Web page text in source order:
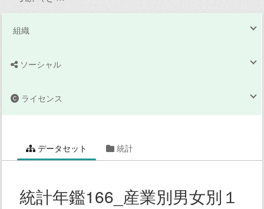
組織
ソーシャル
ライセンス
データセット 統計
統計年鑑166_産業別男女別１